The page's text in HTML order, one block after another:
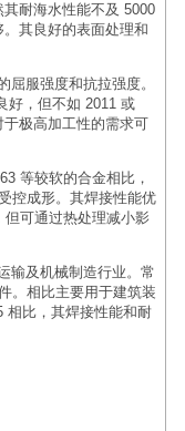
其耐海水性能不及 5000
其良好的表面处理和
屈服强度和抗拉强度。
好，但不如 2011 或
极高加工性的需求可
等较软的合金相比，
控成形。其焊接性能优
可通过热处理减小影
输及机械制造行业。常
。相比主要用于建筑装
相比，其焊接性能和耐